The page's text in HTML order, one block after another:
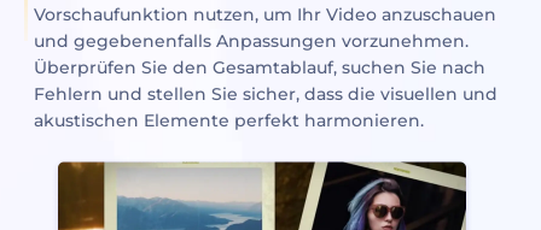
Vorschaufunktion nutzen, um Ihr Video anzuschauen
und gegebenenfalls Anpassungen vorzunehmen.
Überprüfen Sie den Gesamtablauf, suchen Sie nach
Fehlern und stellen Sie sicher, dass die visuellen und
akustischen Elemente perfekt harmonieren.